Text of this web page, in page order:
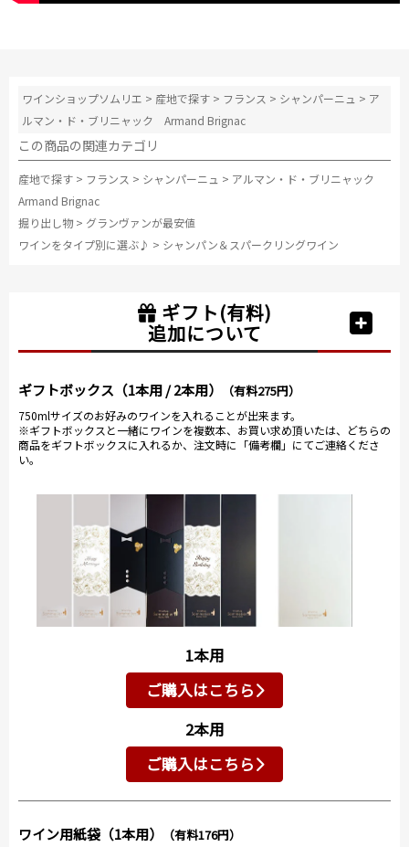
ワインショップソムリエ > 産地で探す > フランス > シャンパーニュ > ア
ルマン・ド・ブリニャック Armand Brignac
この商品の関連カテゴリ
産地で探す > フランス > シャンパーニュ > アルマン・ド・ブリニャック
Armand Brignac
掘り出し物 > グランヴァンが最安値
ワインをタイプ別に選ぶ♪ > シャンパン＆スパークリングワイン
ギフト(有料)
追加について
ギフトボックス（1本用 / 2本用） （有料275円）
750mlサイズのお好みのワインを入れることが出来ます。
※ギフトボックスと一緒にワインを複数本、お買い求め頂いたは、どちらの
商品をギフトボックスに入れるか、注文時に「備考欄」にてご連絡くださ
い。
1本用
ご購入はこちら
2本用
ご購入はこちら
ワイン用紙袋（1本用） （有料176円）